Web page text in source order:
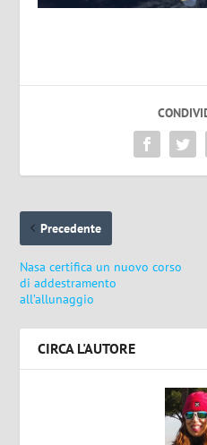
Precedente
Nasa certifica un nuovo corso
di addestramento
all’allunaggio
CIRCA L'AUTORE